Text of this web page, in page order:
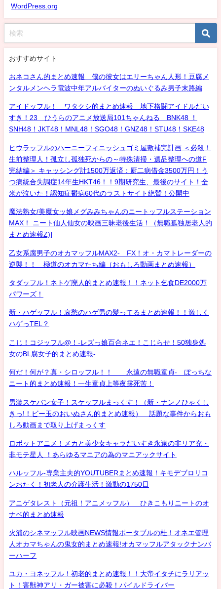
WordPress.org
おすすめサイト
おネコさん的まとめ速報 僕の彼女はエリーちゃん人形！豆腐メ
ンタルメンヘラ電波中年アルバイターのぬいぐるみ男子末路編
アイドッフル！ ワタクシ的まとめ速報 地下格闘アイドルだい
すき！23 ひうらのアニメ放送局101ちゃんねる BNK48 ！
SNH48！JKT48！MNL48！SGO48！GNZ48！STU48！SKE48
ヒウラッフルのハーニーフィニッシュゴミ屋敷補完計画 ＜必殺！
生前整理人！孤立し孤独死からの～特殊清掃・遺品整理への道F
完結編＞ キャッシング計1500万返済：厨二病借金3500万円！う
つ病統合失調症14年生HKT46！！9期研究生、最後のサイト！全
米が泣いた！認知症鬱病60代のラストサイト絶賛！公開中
魔法熟女/美魔女ッ娘メグみみちゃんのニートッフルステーション
MAX！ ニート仙人仙女の映画三昧老後生活！（無職孤独居老人的
まとめ速報Z)]
乙女系腐男子のオカマッフルMAX2- FX！オ・カマトレーダーの
逆襲！！ 極道のオカマたち編（おもしろ動画まとめ速報）
タダッフル！ネトゲ廃人的まとめ速報！！ネット乞食DE2000万
パワーズ！
新・ハゲッフル！哀愁のハゲ男の髪ってるまとめ速報！！激しく
ハゲっTEL？
こじ！コジッフル@！-レズっ娘百合ネエ！こじらせ！50独身処
女のBL腐女子的まとめ速報-
何だ！何が？真・シロッフル！！ 永遠の無職童貞- ぼっちな
ニート的まとめ速報！一生童貞上等夜露死苦！
男装スケバン女子！スケッフルまっくす！（新・ナンノひゃくし
きっ!！ビー玉のおいぬさん的まとめ速報） 話題な事件からおも
しろ動画まで取り上げまっくす
ロボットアニメ！メカと美少女キャラだいすき永遠の非リア充・
非モテ星人 ！あらゆるマニアの為のマニアックサイト
ハルッフル-専業主夫的YOUTUBERまとめ速報！キモデブロリコ
ンおたく！初老人の介護生活！激動の1750日
アニゲタレスト（元祖！アニメッフル） ひきこもりニートのオ
ナベ的まとめ速報
火浦のシネマッフル映画NEWS情報ポータブルの杜！オネエ管理
人オカマちゃんの鬼女的まとめ速報!オカマッフルアタックナンバ
ーハーフ
ユカ・ヨネッフル！初老的まとめ速報！！大帝イタチにラリアッ
ト！害獣神アリ・ガー被害に必殺！パイルドライバー